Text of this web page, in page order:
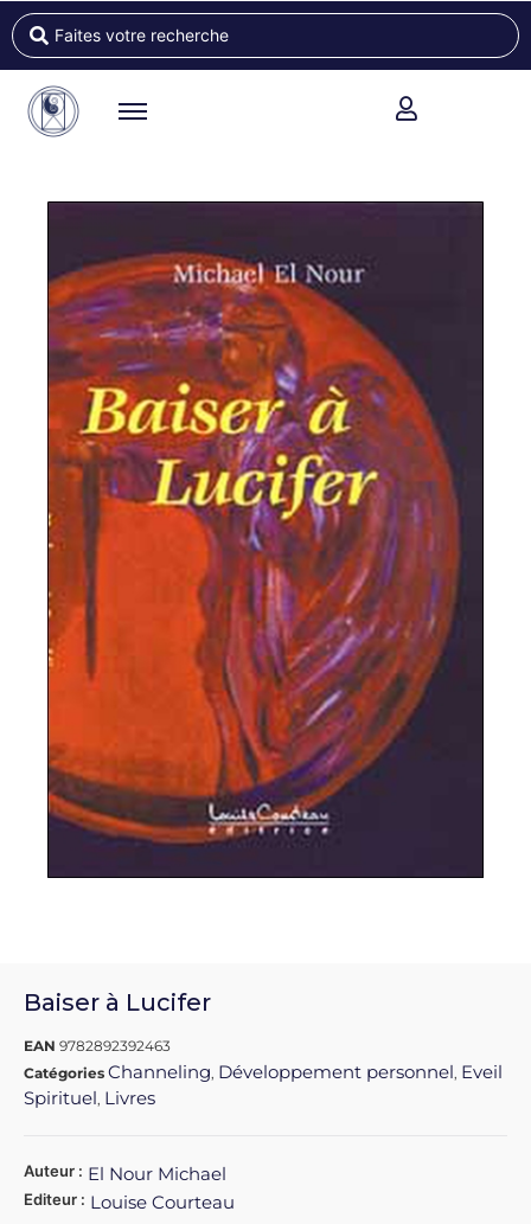
Baiser à Lucifer
EAN 9782892392463
Catégories Channeling, Développement personnel, Eveil
Spirituel, Livres
Auteur : El Nour Michael
Editeur : Louise Courteau